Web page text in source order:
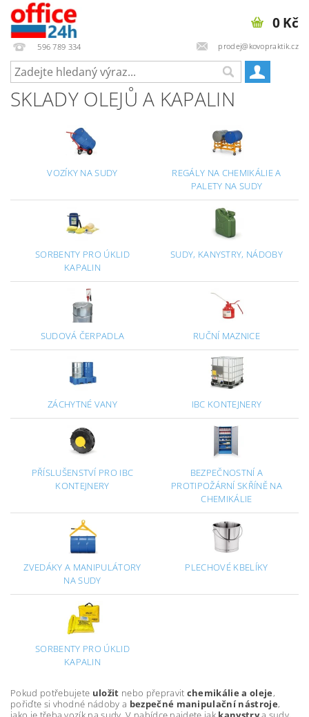
596 789 334 prodej@kovopraktik.cz
0 Kč
SKLADY OLEJŮ A KAPALIN
VOZÍKY NA SUDY
REGÁLY NA CHEMIKÁLIE A
PALETY NA SUDY
SORBENTY PRO ÚKLID
KAPALIN
SUDY, KANYSTRY, NÁDOBY
SUDOVÁ ČERPADLA RUČNÍ MAZNICE
ZÁCHYTNÉ VANY IBC KONTEJNERY
PŘÍSLUŠENSTVÍ PRO IBC
KONTEJNERY
BEZPEČNOSTNÍ A
PROTIPOŽÁRNÍ SKŘÍNĚ NA
CHEMIKÁLIE
ZVEDÁKY A MANIPULÁTORY
NA SUDY
PLECHOVÉ KBELÍKY
SORBENTY PRO ÚKLID
KAPALIN
Pokud potřebujete uložit nebo přepravit chemikálie a oleje,
pořiďte si vhodné nádoby a bezpečné manipulační nástroje,